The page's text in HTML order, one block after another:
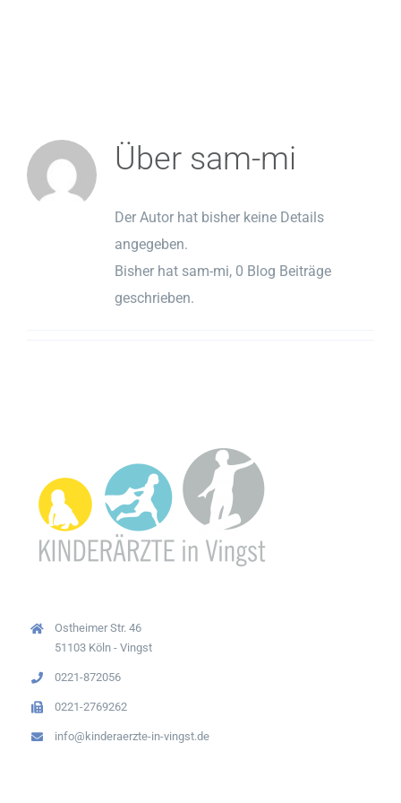
Über sam-mi
Der Autor hat bisher keine Details
angegeben.
Bisher hat sam-mi, 0 Blog Beiträge
geschrieben.
Ostheimer Str. 46
51103 Köln - Vingst
0221-872056
0221-2769262
info@kinderaerzte-in-vingst.de